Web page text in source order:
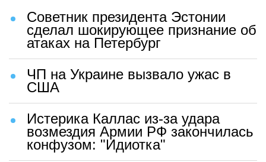
Советник президента Эстонии
сделал шокирующее признание об
атаках на Петербург
ЧП на Украине вызвало ужас в
США
Истерика Каллас из-за удара
возмездия Армии РФ закончилась
конфузом: "Идиотка"